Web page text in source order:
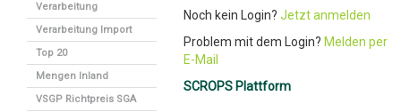
Verarbeitung
Verarbeitung Import
Top 20
Mengen Inland
VSGP Richtpreis SGA
Noch kein Login? Jetzt anmelden
Problem mit dem Login? Melden per
E-Mail
SCROPS Plattform